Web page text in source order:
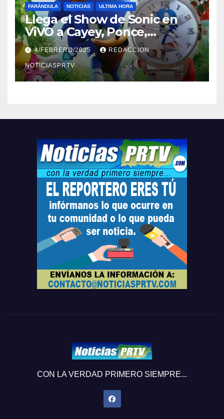
FARÁNDULA NOTICIAS ULTIMA HORA
Llega el Show de Sonic en
ViVO a Cayey, Ponce,
Barceloneta y Humacao,
Relojes gratis para el que
compre ahora….
4/FEBRERO/2025 REDACCION
NOTICIASPRTV
CON LA VERDAD PRIMERO SIEMPRE...